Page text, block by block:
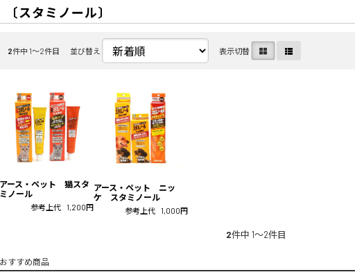
お手入れ
美容・シャンプー
トリミング用品
掃除・消臭
〔スタミノール〕
2件中 1〜2件目 並び替え 表示切替
アース・ペット 猫スタ
ミノール
参考上代 1,200円
アース・ペット ニッ
ケ スタミノール
参考上代 1,000円
2件中 1〜2件目
おすすめ商品